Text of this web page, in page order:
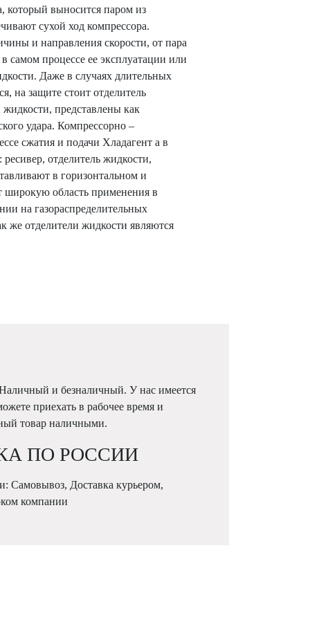
который выносится паром из
сухой ход компрессора.
и направления скорости, от пара
самом процессе ее эксплуатации или
Даже в случаях длительных
на защите стоит отделитель
представлены как
удара. Компрессорно –
сжатия и подачи Хладагент а в
отделитель жидкости,
в горизонтальном и
широкую область применения в
на газораспределительных
же отделители жидкости являются
и безналичный. У нас имеется
приехать в рабочее время и
товар наличными.
ПО РОССИИ
Самовывоз, Доставка курьером,
компании